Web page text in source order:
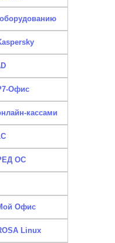
Офис
кассами
ОС
Офис
Linux